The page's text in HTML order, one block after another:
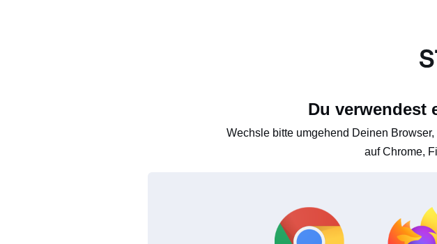
Du verwendest
Wechsle bitte umgehend Deinen
auf Chrome,